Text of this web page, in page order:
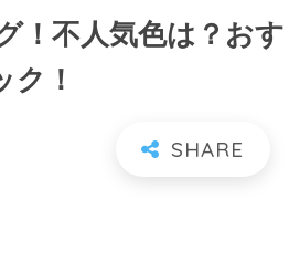
！不人気色は？おす
！